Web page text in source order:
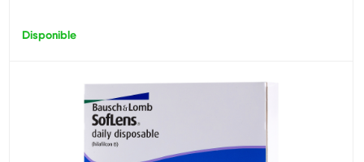
Disponible